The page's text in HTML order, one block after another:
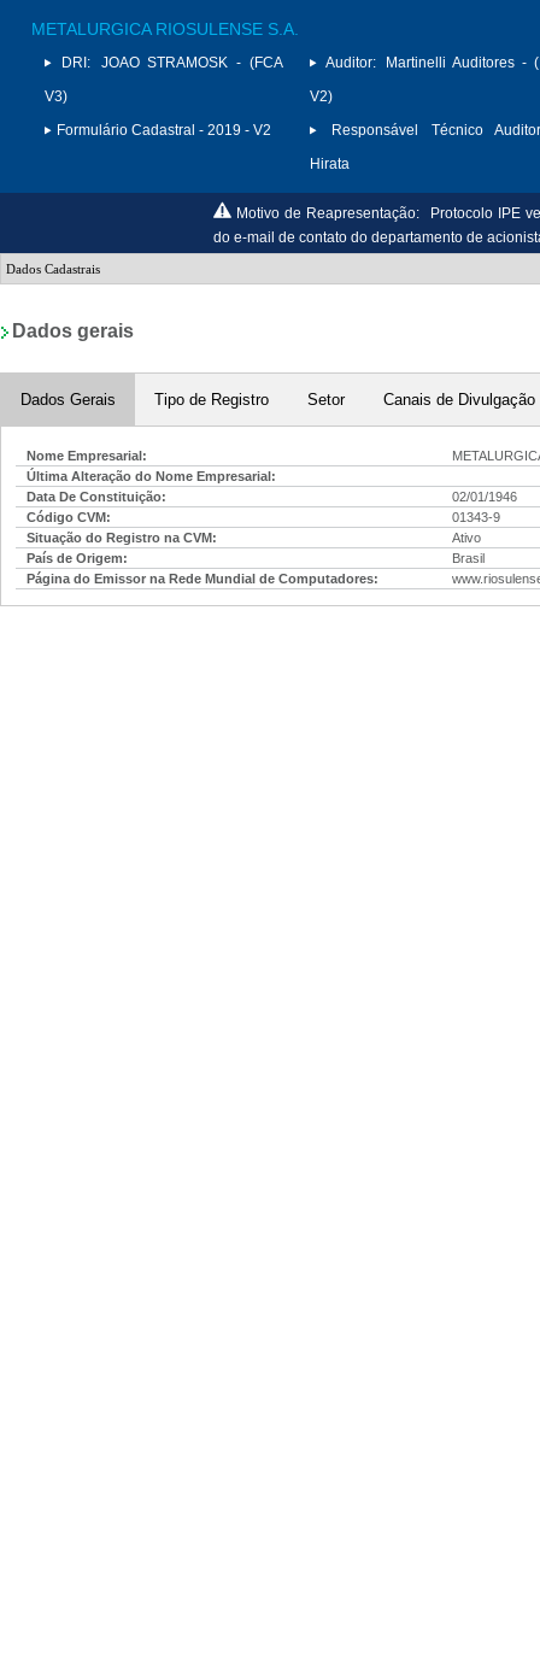
METALURGICA RIOSULENSE S.A.
DRI:
JOAO STRAMOSK - (FCA
V3)
Formulário Cadastral - 2019 - V2
Auditor:
Martinelli Auditores -
V2)
Responsável Técnico
Hirata
Motivo de Reapresentação:
Protocolo IPE
do e-mail de contato do departamento de